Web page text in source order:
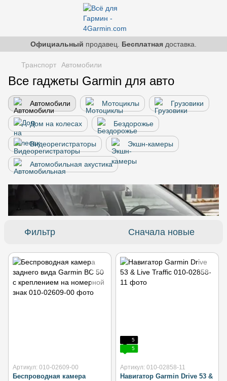
Официальный продавец. Бесплатная доставка.
Транспорт Автомобили
Все гаджеты Garmin для авто
Автомобили Мотоциклы Грузовики
Дом на колесах Бездорожье
Видеорегистраторы Экшн-камеры
Автомобильная акустика
Фильтр Сначала новые
Артикул: 010-02609-00
Беспроводная камера
5
5
Артикул: 010-02858-11
Навигатор Garmin Drive 53 &